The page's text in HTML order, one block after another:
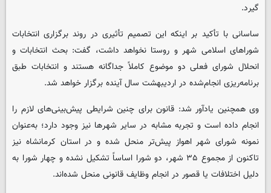
گیرد.
ساسانی با تأکید بر اینکه این تصمیم تأثیری در روند برگزاری انتخابات
شوراهای اسلامی شهر و روستا نخواهد داشت، گفت: بحث انتخابات و
انحلال شورای فعلی دو موضوع کاملاً جداگانه هستند و انتخابات طبق
برنامه‌ریزی انجام‌شده در اردیبهشت سال آینده برگزار خواهد شد.
وی همچنین یادآور شد: قانون برای چنین شرایطی پیش‌بینی‌های لازم را
انجام داده است و تجربه مشابه در سایر شهرها نیز وجود دارد؛ به‌عنوان
نمونه شورای شهر اهواز پیش‌تر منحل شده و در استان کرمانشاه نیز
تاکنون از مجموع ۳۵ شهر، دو شورا اساساً تشکیل نشده و چهار شورا به
دلیل اختلافات یا قصور در انجام وظایف قانونی منحل شده‌اند.